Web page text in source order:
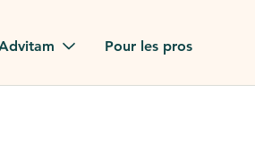
Pour les pros